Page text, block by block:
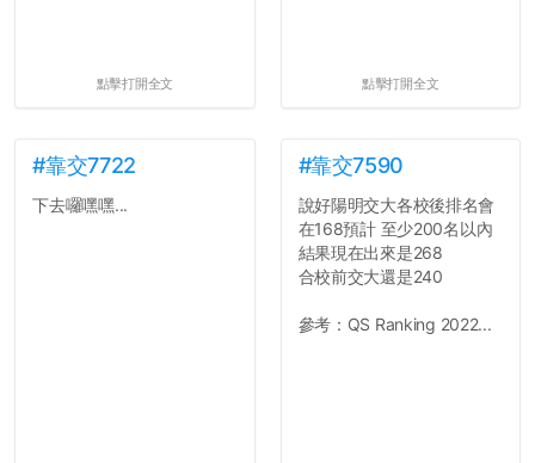
點擊打開全文 點擊打開全文
#靠交7722
下去囉嘿嘿...
#靠交7590
說好陽明交大各校後排名會
在168預計 至少200名以內
結果現在出來是268
合校前交大還是240
參考：QS Ranking 2022...